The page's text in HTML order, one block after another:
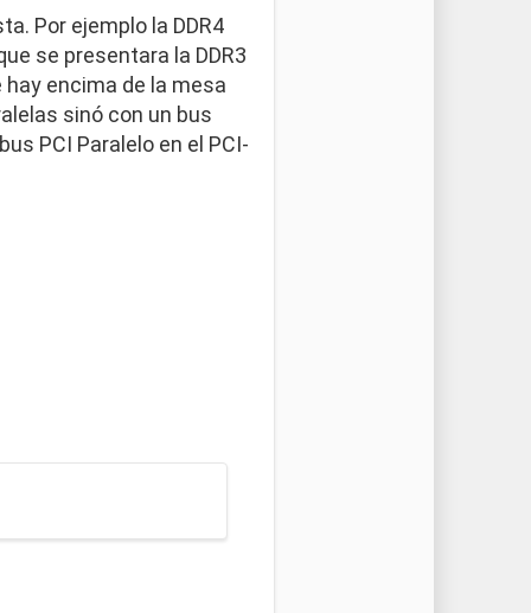
Por ejemplo la DDR4
se presentara la DDR3
hay encima de la mesa
sinó con un bus
PCI Paralelo en el PCI-